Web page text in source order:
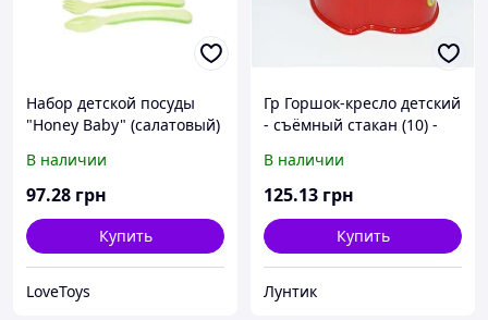
Набор детской посуды
"Honey Baby" (салатовый)
В наличии
97.28 грн
Купить
LoveToys
Гр Горшок-кресло детский
- съёмный стакан (10) -
В наличии
125.13 грн
Купить
Лунтик